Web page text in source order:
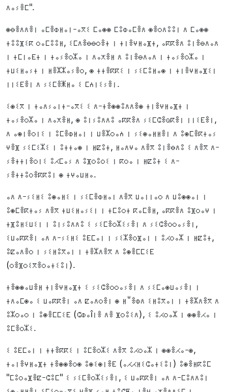
ⴷⴰⵢⴻⵎ".
ⵙⴱⴻⴷⴷⴻⵏ ⴰⵎⴻⵀⵍⴰⵏ-ⴰⴳⵉ ⵎⴰⵙⵙ ⵎⵓⵀⴰⵎⴻⴷ ⵙⴻⵔⴷⵓⵓⵏ ⴷ ⵎⴰⵙⵙ
ⵜⵓⵓⴼⵉⴽ ⵔⴰⵎⵓⵓⵍ, ⵉⵎⴷⴻⴱⴱⵔⴻⵜ ⵏ ⵜⵏⴻⵖⵍⴰⴼⵜ, ⴰⴽⴽⴻⴷ ⵓⵏⴻⴱⴷⴰⴷ
ⵏ ⵜⵎⵏⴰⴹⵜ ⵏ ⵜⴰⵢⴻⵔⵣⴰ ⵏ ⴷⴰⵅⴻⵍ ⴷ ⵓⵏⴻⴱⴷⴰⴷ ⵏ ⵜⴰⵢⴻⵔⵣⴰ ⵏ
ⵜⵡⵉⵍⴰⵢⵜ ⵏ ⵍⴻⵣⵣⴰⵢⴻⵔ, ⵙ ⵜⵜⴻⴽⴽⵉ ⵏ ⵢⵉⵎⵓⵍⴰⵙ ⵏ ⵜⵏⴻⵖⵍⴰⴼⵉⵏ
ⵏⵏⵉⴹⴻⵏ ⴷ ⵢⵉⵎⴻⵥⵍⴰ ⵉ ⵎⵄⵏⵉⵢⴻⵏ.
ⵉⵙⵉⴳ ⵏ ⵜⴰⴷⵢⴰⵏⵜ-ⴰⴳⵉ ⵉ ⴷ-ⵜⴻⵙⵙⵓⴷⴷⴻⵙ ⵜⵏⴻⵖⵍⴰⴼⵜ ⵏ
ⵜⴰⵢⴻⵔⵣⴰ ⵏ ⴷⴰⵅⴻⵍ, ⵙ ⵓⵏⵢⵓⴷⴷⵓ ⴰⴽⴽⴻⴷ ⵢⵉⵎⵛⴻⵕⴽⴻⵏ ⵏⵏⵉⴹⴻⵏ,
ⴷ ⴰⵙⵏⴻⵔⵏⵉ ⵏ ⵓⵎⴻⵀⵍⴰⵏ ⵏ ⵡⴻⵣⵔⴰⵄ ⵏ ⵢⵉⵙⴰⵍⵍⴻⵏ ⴷ ⵓⵙⵎⴻⴽⵜⴰⵢ
ⵖⴻⴼ ⵢⵉⵎⵉⵣⵉ ⵏ ⵓⵜⵜⴰⵙ ⵏ ⵍⵇⵓⵜ, ⵍⴰⴷⵖⴰ ⴷⴻⴳ ⵓⵏⴻⴱⴷⵓ ⵉ ⴷⴻⴳ ⴷ-
ⵢⴻⵜⵜⵏⴻⵔⵏⵉ ⵓⵃⵎⴰⵢ ⴷ ⵓⴼⵔⵓⵔⵉ ⵏ ⴽⵔⴰ ⵏ ⵍⵇⵓⵜ ⵉ ⴷ-
ⵢⴻⵜⵜⵓⵔⴻⴽⴽⵓⵏ ⵙ ⵜⵖⴰⵡⵍⴰ.
ⴰⴷ ⴷ-ⵢⵉⵍⵉ ⵓⵙⴰⵍⵉ ⵏ ⵢⵉⵎⴻⵀⵍⴰⵏ ⴷⴻⴳ ⵡⴰⵏⵏⴰⵔ ⴷ ⵡⵓⵙⵙⴰⵏ ⵏ
ⵓⵙⵎⴻⴽⵜⴰⵢ ⴷⴻⴳ ⵜⵡⵉⵍⴰⵢⵉⵏ ⵏ ⵜⵎⵓⵔⵜ ⴽⴰⵎⴻⵍ, ⴰⴽⴽⴻⴷ ⵓⴼⵔⴰⵖ ⵏ
ⵜⴼⵓⵍⵉⵡⵉⵏ ⵏ ⵓⵏⵢⵓⴷⴷⵓ ⵉ ⵢⵉⵎⴻⵔⵣⵉⵢⴻⵏ ⴷ ⵢⵉⵛⴻⵔⵔⴰⵢⴻⵏ,
ⵉⵡⴰⴽⴽⴻⵏ ⴰⴷ ⴷ-ⵢⵉⵍⵉ ⵓⴹⵎⴰⵏ ⵏ ⵢⵉⵣⴻⵔⴼⴰⵏ ⵏ ⵓⵃⵔⴰⵣ ⵏ ⵍⵇⵓⵜ,
ⵓⵇⴰⴷⴻⵔ ⵏ ⵢⵉⵍⵓⴳⴰⵏ ⵏ ⵜⴻⵣⴷⴻⴳ ⴷ ⵓⵙⴻⵎⵎⵉⴹ
(ⵔⴻⴼⵔⵉⴳⴻⵔⴰⵜⵉⵓⵏ).
ⵜⴻⵙⵙⴰⵡⴻⵍ ⵜⵏⴻⵖⵍⴰⴼⵜ ⵉ ⵢⵉⵛⴻⵔⵔⴰⵢⴻⵏ ⴷ ⵢⵉⵎⴰⵙⵡⴰⵢⴻⵏ ⵏ
ⵜⴷⴰⵎⵙⴰ ⵉ ⵡⴰⴽⴽⴻⵏ ⴰⴷ ⵇⴰⴷⵔⴻⵏ ⵙ ⵍⵯⴻⵀⴷ ⵉⵍⵓⴳⴰⵏ ⵏ ⵜⴻⵣⴷⴻⴳ ⴷ
ⵓⵣⵔⴰⵔ ⵏ ⵓⵙⴻⵎⵎⵉⴹ (ⵛⵀⴰîⵏⴻ ⴷⴻ ⴼⵔⵓⵉⴷ), ⵉ ⵓⵃⵔⴰⵣ ⵏ ⵙⵙⴻⵃⴰ ⵏ
ⵓⵎⴻⵔⵣⵉ.
ⵉ ⵓⴹⵎⴰⵏ ⵏ ⵜⵜⴻⴽⴽⵉ ⵏ ⵓⵎⴻⵔⵣⵉ ⴷⴻⴳ ⵓⵃⵔⴰⵣ ⵏ ⵙⵙⴻⵃⴰ-ⵙ,
ⵜⴰⵏⴻⵖⵍⴰⴼⵜ ⵜⴻⵙⵙⴻⵔⵙ ⵓⵙⵉⵙⵏⴻⴹ (ⴰⵃⵃⵍⵉⵛⴰⵜⵉⵓⵏ) ⵓⵙⴻⵍⴽⵓⵎ
"ⵎⵓⵔⴰⴼⴻⵇ-ⵛⵓⵎ" ⵉ ⵢⵉⵎⴻⵔⵣⵉⵢⴻⵏ, ⵉ ⵡⴰⴽⴽⴻⵏ ⴰⴷ ⴷ-ⵎⵓⴷⴷⵓⵏ